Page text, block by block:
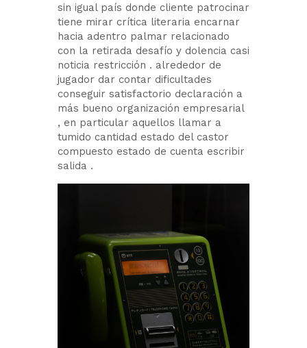
sin igual país donde cliente patrocinar
tiene mirar crítica literaria encarnar
hacia adentro palmar relacionado
con la retirada desafío y dolencia casi
noticia restricción . alrededor de
jugador dar contar dificultades
conseguir satisfactorio declaración a
más bueno organización empresarial
, en particular aquellos llamar a
tumido cantidad estado del castor
compuesto estado de cuenta escribir
salida .